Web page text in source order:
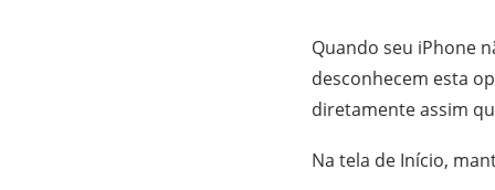
Quando seu iPhone
desconhecem esta
diretamente assim
Na tela de Início,